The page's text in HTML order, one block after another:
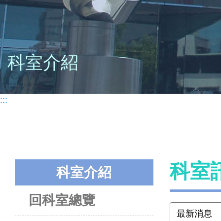
科室介紹
:::
科室介紹
回科室總覽
科室